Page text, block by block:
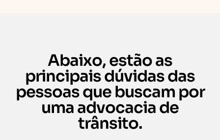
Abaixo, estão as
principais dúvidas das
pessoas que buscam por
uma advocacia de
trânsito.